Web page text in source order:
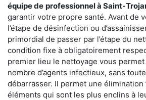
équipe de professionnel à Saint-
garantir votre propre santé. Avant de
l’étape de désinfection ou
primordial de passer par l’étape du
condition fixe à obligatoirement
premier lieu le nettoyage vous
nombre d’agents infectieux, sans
débarrasser. Il permet une élimination
éléments qui sont les plus enclins à